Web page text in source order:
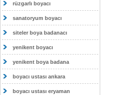
rüzgarlı boyacı
sanatoryum boyacı
siteler boya badanacı
yenikent boyacı
yenikent boya badana
boyacı ustası ankara
boyacı ustası eryaman